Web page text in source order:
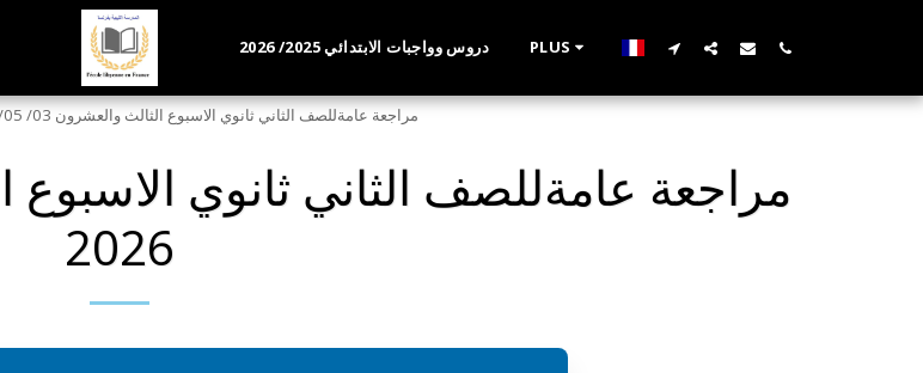
دروس وواجبات الابتدائي 2025/ 2026 PLUS
23 مراجعة عامةللصف الثاني ثانوي الاسبوع الثالث والعشرون 03/ 05/ 2026
2026